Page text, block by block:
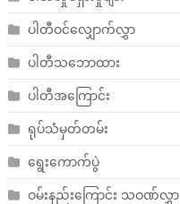
ပါတီဝင်လျှောက်လွှာ
ပါတီသဘောထား
ပါတီအကြောင်း
ရုပ်သံမှတ်တမ်း
ရွေးကောက်ပွဲ
ဝမ်းနည်းကြောင်း သဝဏ်လွှာ